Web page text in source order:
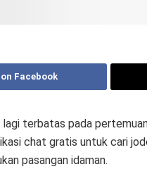
Facebook
terbatas pada
chat gratis untuk cari
pasangan idaman.